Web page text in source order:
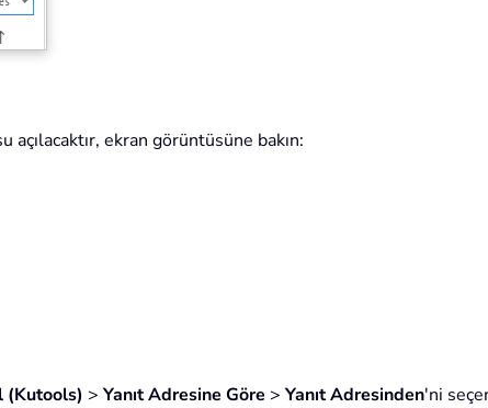
ekran görüntüsüne bakın:
(Kutools) > Yanıt Adresine Göre > Yanıt Adresinden'ni